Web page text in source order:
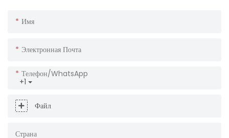
Имя
Электронная Почта
+1
Телефон/WhatsApp
Файл
Страна